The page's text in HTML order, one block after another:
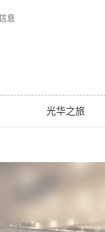
息
光华之旅